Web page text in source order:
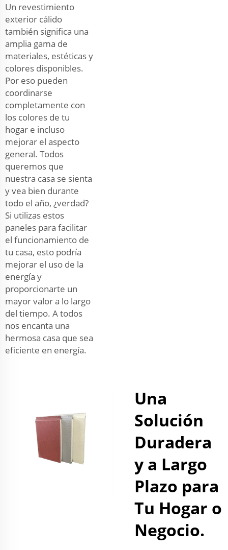
Un revestimiento
exterior cálido
también significa una
amplia gama de
materiales, estéticas y
colores disponibles.
Por eso pueden
coordinarse
completamente con
los colores de tu
hogar e incluso
mejorar el aspecto
general. Todos
queremos que
nuestra casa se sienta
y vea bien durante
todo el año, ¿verdad?
Si utilizas estos
paneles para facilitar
el funcionamiento de
tu casa, esto podría
mejorar el uso de la
energía y
proporcionarte un
mayor valor a lo largo
del tiempo. A todos
nos encanta una
hermosa casa que sea
eficiente en energía.
Una
Solución
Duradera
y a Largo
Plazo para
Tu Hogar o
Negocio.